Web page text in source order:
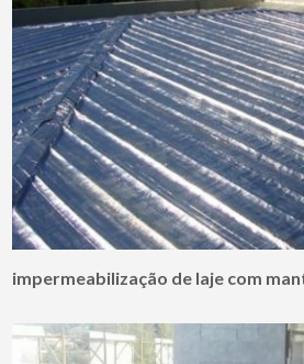
impermeabilização de laje com